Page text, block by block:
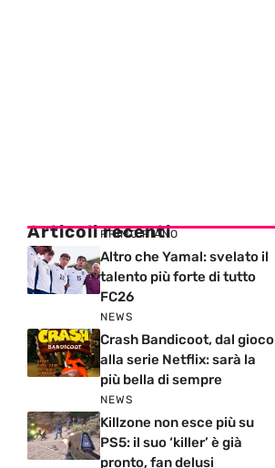
Articoli recenti
PRIMO PIANO
Altro che Yamal: svelato il
talento più forte di tutto
FC26
NEWS
Crash Bandicoot, dal gioco
alla serie Netflix: sarà la
più bella di sempre
NEWS
Killzone non esce più su
PS5: il suo ‘killer’ è già
pronto, fan delusi